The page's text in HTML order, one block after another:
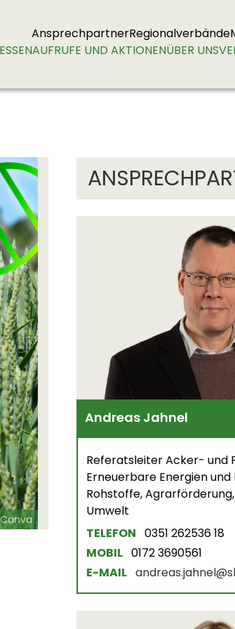
AnsprechpartnerRegionalverbände
AUFRUFE UND AKTIONENÜBER UNS
Andreas Jahnel
Referatsleiter Acker- und
Erneuerbare Energien
Rohstoffe,
Umwelt
TELEFON 0351 262536 18
MOBIL 0172 3690561
E-MAIL